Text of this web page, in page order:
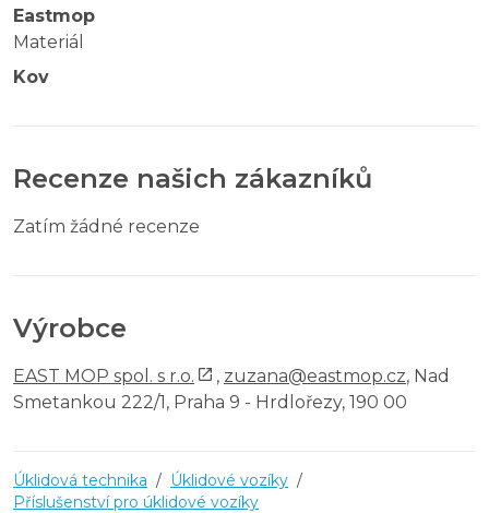
Eastmop
Materiál
Kov
Recenze našich zákazníků
Zatím žádné recenze
Výrobce
EAST MOP spol. s r.o. , zuzana@eastmop.cz, Nad
Smetankou 222/1, Praha 9 - Hrdlořezy, 190 00
Úklidová technika / Úklidové vozíky /
Příslušenství pro úklidové vozíky